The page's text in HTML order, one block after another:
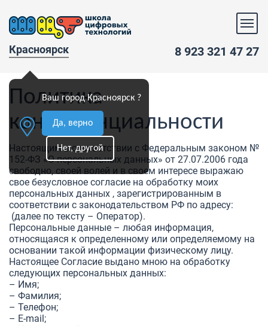
Красноярск
Ваш город Красноярск ?
Да, верно
Нет, другой
8 923 321 47 27
Политика
конфиденциальности
Настоящим в соответствии с Федеральным законом №
152-ФЗ «О персональных данных» от 27.07.2006 года
свободно, своей волей и в своем интересе выражаю
свое безусловное согласие на обработку моих
персональных данных , зарегистрированным в
соответствии с законодательством РФ по адресу:
(далее по тексту – Оператор).
Персональные данные – любая информация,
относящаяся к определенному или определяемому на
основании такой информации физическому лицу.
Настоящее Согласие выдано мною на обработку
следующих персональных данных:
– Имя;
– Фамилия;
– Телефон;
– E-mail;